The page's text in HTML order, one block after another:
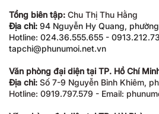
Tổng biên tập: Chu Thị Thu Hằng
Địa chỉ: 94 Nguyễn Hy Quang,
Hotline: 024.36.555.655 -
tapchi@phunumoi.net.vn
Văn phòng đại diện tại TP. Hồ Chí
Địa chỉ: Số 7-9 Nguyễn Bỉnh Khiêm,
Hotline: 0919.797.579 - Email: